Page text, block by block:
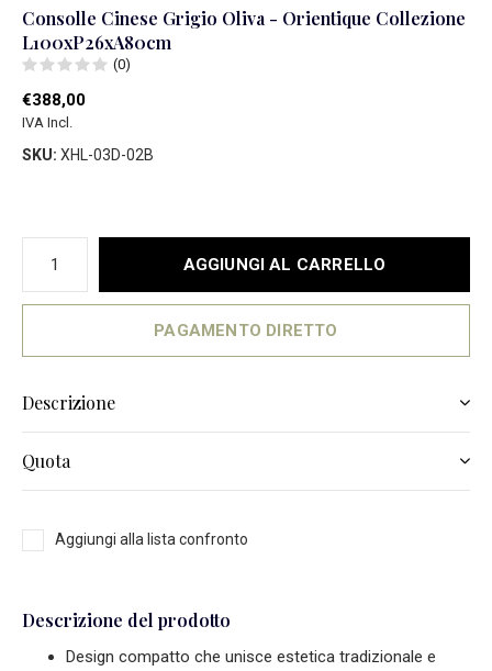
Consolle Cinese Grigio Oliva - Orientique Collezione
L100xP26xA80cm
(0)
€388,00
IVA Incl.
SKU: XHL-03D-02B
AGGIUNGI AL CARRELLO
PAGAMENTO DIRETTO
Descrizione
Quota
Aggiungi alla lista confronto
Descrizione del prodotto
Design compatto che unisce estetica tradizionale e